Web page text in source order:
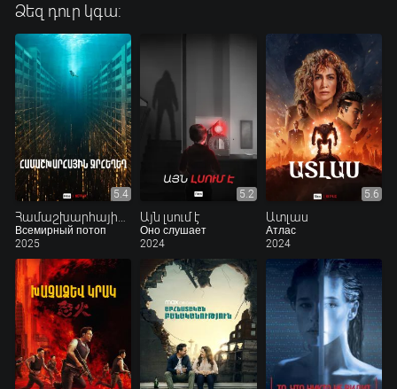
Ձեզ դուր կգա:
5.4
Всемирный потоп
2025
5.2
Այն լսում է
Оно слушает
2024
5.6
Ատլաս
Атлас
2024